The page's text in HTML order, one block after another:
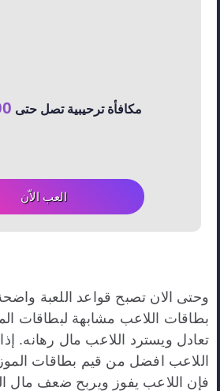
مكافأة ترحيبية تصل حتى
العب الاّن
وحتى الان تصبح قواعد اللعبة
بطاقات اللاعب مشابهة لبطاقات
تعادل ويسترد اللاعب مال رهانه.
فإن اللاعب يفوز ويربح ضعف مال